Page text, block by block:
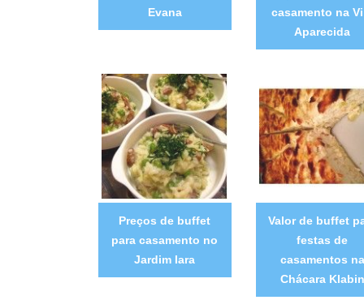
Evana
casamento na
Aparecida
Preços de buffet
para casamento no
Jardim Iara
Valor de buffet
festas de
casamentos na
Chácara Klabin